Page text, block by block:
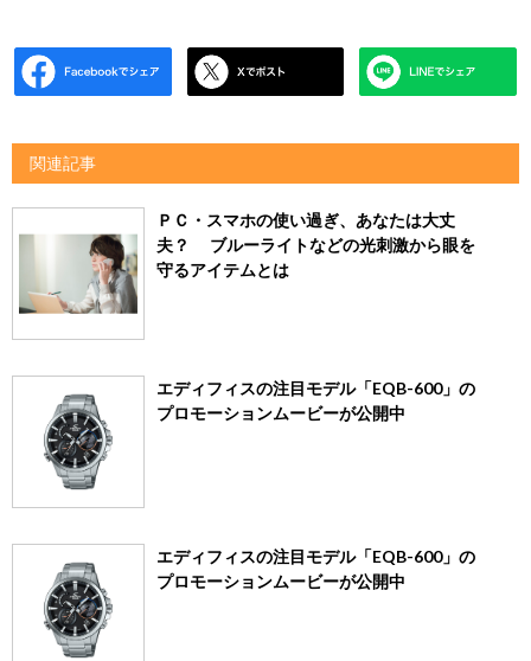
関連記事
ＰＣ・スマホの使い過ぎ、あなたは大丈
夫？ ブルーライトなどの光刺激から眼を
守るアイテムとは
エディフィスの注目モデル「EQB-600」の
プロモーションムービーが公開中
エディフィスの注目モデル「EQB-600」の
プロモーションムービーが公開中